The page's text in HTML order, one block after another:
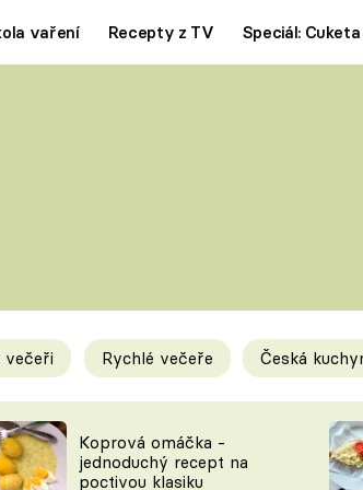
vaření Recepty z TV Speciál: Cuketa
a triky
ZA JÍDLEM
večeři Rychlé večeře Česká
Koprová omáčka -
jednoduchý recept na
poctivou klasiku